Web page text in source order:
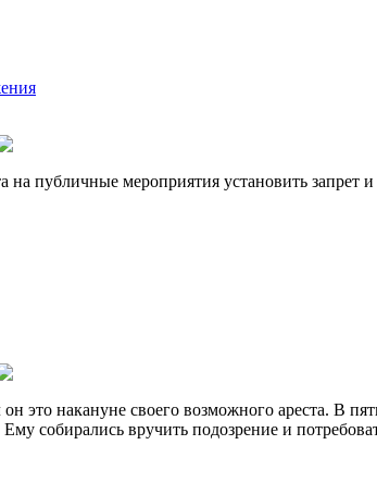
на публичные мероприятия установить запрет
это накануне своего возможного ареста. В
собирались вручить подозрение и